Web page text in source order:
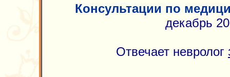
Консультации по
декабрь
Отвечает невролог